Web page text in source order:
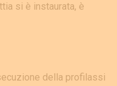
si è instaurata, è
della profilassi